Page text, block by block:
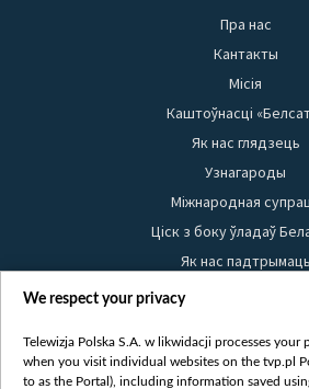
Пра нас
Кантакты
Місія
Каштоўнасці
Як нас глядзець
Узнагароды
Міжнародная
Ціск з боку ўладаў
Як нас падтрымаць
Правілы выкарыстання
Бяспека
Youtube
We respect your privacy
Telewizja Polska S.A. w likwidacji processes your
when you visit individual websites on the tvp.pl
to as the Portal), including information saved